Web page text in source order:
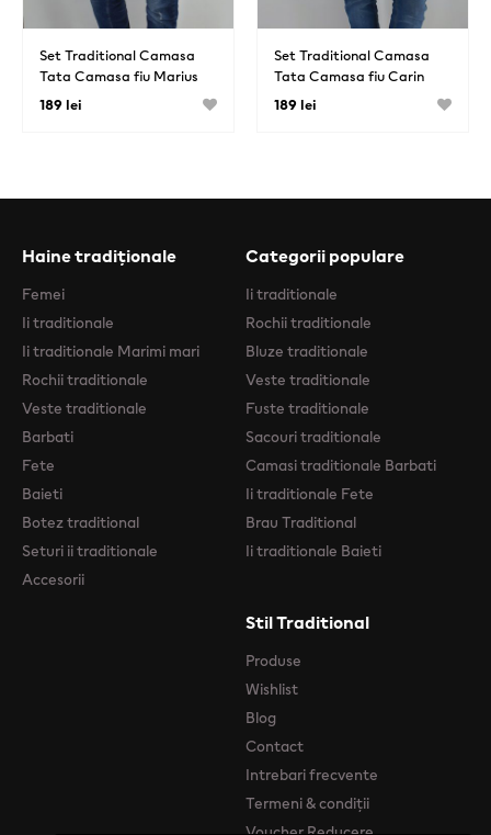
Set Traditional Camasa
Tata Camasa fiu Marius
189 lei
Set Traditional Camasa
Tata Camasa fiu Carin
189 lei
Haine tradiționale
Femei
Ii traditionale
Ii traditionale Marimi mari
Rochii traditionale
Veste traditionale
Barbati
Fete
Baieti
Botez traditional
Seturi ii traditionale
Accesorii
Categorii populare
Ii traditionale
Rochii traditionale
Bluze traditionale
Veste traditionale
Fuste traditionale
Sacouri traditionale
Camasi traditionale Barbati
Ii traditionale Fete
Brau Traditional
Ii traditionale Baieti
Stil Traditional
Produse
Wishlist
Blog
Contact
Intrebari frecvente
Termeni & condiții